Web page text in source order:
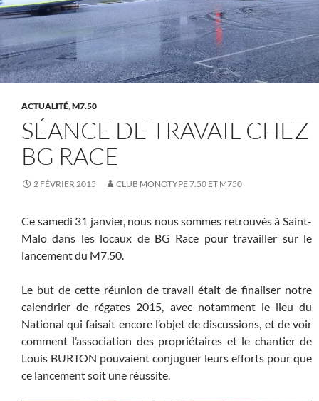
ACTUALITÉ,M7.50
SÉANCE DE TRAVAIL CHEZ
BG RACE
2 FÉVRIER 2015 CLUB MONOTYPE 7.50 ET M750
Ce samedi 31 janvier, nous nous sommes retrouvés à Saint-
Malo dans les locaux de BG Race pour travailler sur le
lancement du M7.50.
Le but de cette réunion de travail était de finaliser notre
calendrier de régates 2015, avec notamment le lieu du
National qui faisait encore l’objet de discussions, et de voir
comment l’association des propriétaires et le chantier de
Louis BURTON pouvaient conjuguer leurs efforts pour que
ce lancement soit une réussite.